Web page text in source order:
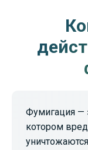
Фумигация —
котором